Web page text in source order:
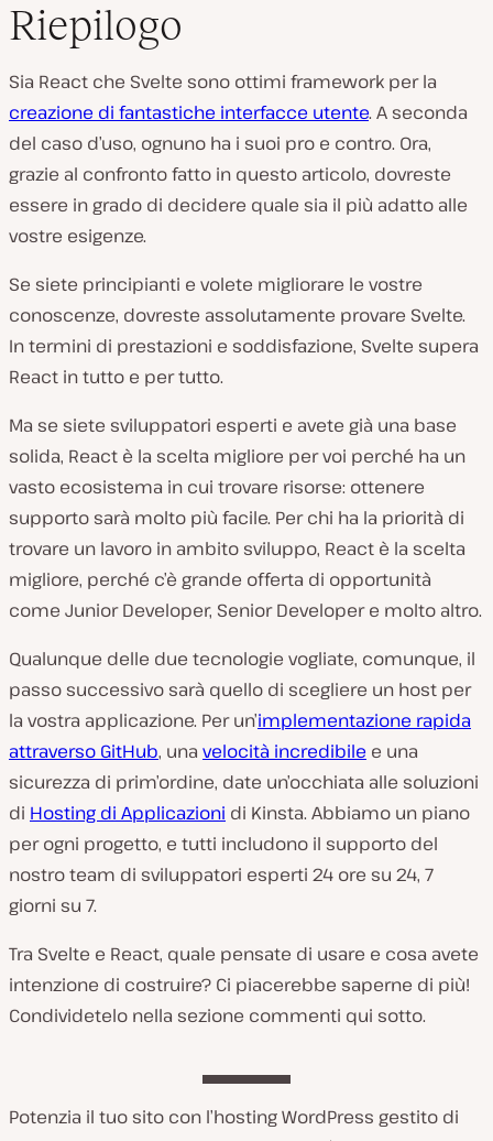
Riepilogo
Sia React che Svelte sono ottimi framework per la
creazione di fantastiche interfacce utente. A seconda
del caso d’uso, ognuno ha i suoi pro e contro. Ora,
grazie al confronto fatto in questo articolo, dovreste
essere in grado di decidere quale sia il più adatto alle
vostre esigenze.
Se siete principianti e volete migliorare le vostre
conoscenze, dovreste assolutamente provare Svelte.
In termini di prestazioni e soddisfazione, Svelte supera
React in tutto e per tutto.
Ma se siete sviluppatori esperti e avete già una base
solida, React è la scelta migliore per voi perché ha un
vasto ecosistema in cui trovare risorse: ottenere
supporto sarà molto più facile. Per chi ha la priorità di
trovare un lavoro in ambito sviluppo, React è la scelta
migliore, perché c’è grande offerta di opportunità
come Junior Developer, Senior Developer e molto altro.
Qualunque delle due tecnologie vogliate, comunque, il
passo successivo sarà quello di scegliere un host per
la vostra applicazione. Per un’implementazione rapida
attraverso GitHub, una velocità incredibile e una
sicurezza di prim’ordine, date un’occhiata alle soluzioni
di Hosting di Applicazioni di Kinsta. Abbiamo un piano
per ogni progetto, e tutti includono il supporto del
nostro team di sviluppatori esperti 24 ore su 24, 7
giorni su 7.
Tra Svelte e React, quale pensate di usare e cosa avete
intenzione di costruire? Ci piacerebbe saperne di più!
Condividetelo nella sezione commenti qui sotto.
Potenzia il tuo sito con l’hosting WordPress gestito di